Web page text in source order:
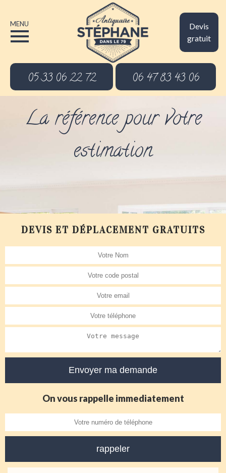
Devis
gratuit
MENU
05 33 06 22 72 06 47 83 43 06
La référence pour votre
estimation
DEVIS ET DÉPLACEMENT GRATUITS
On vous rappelle immediatement